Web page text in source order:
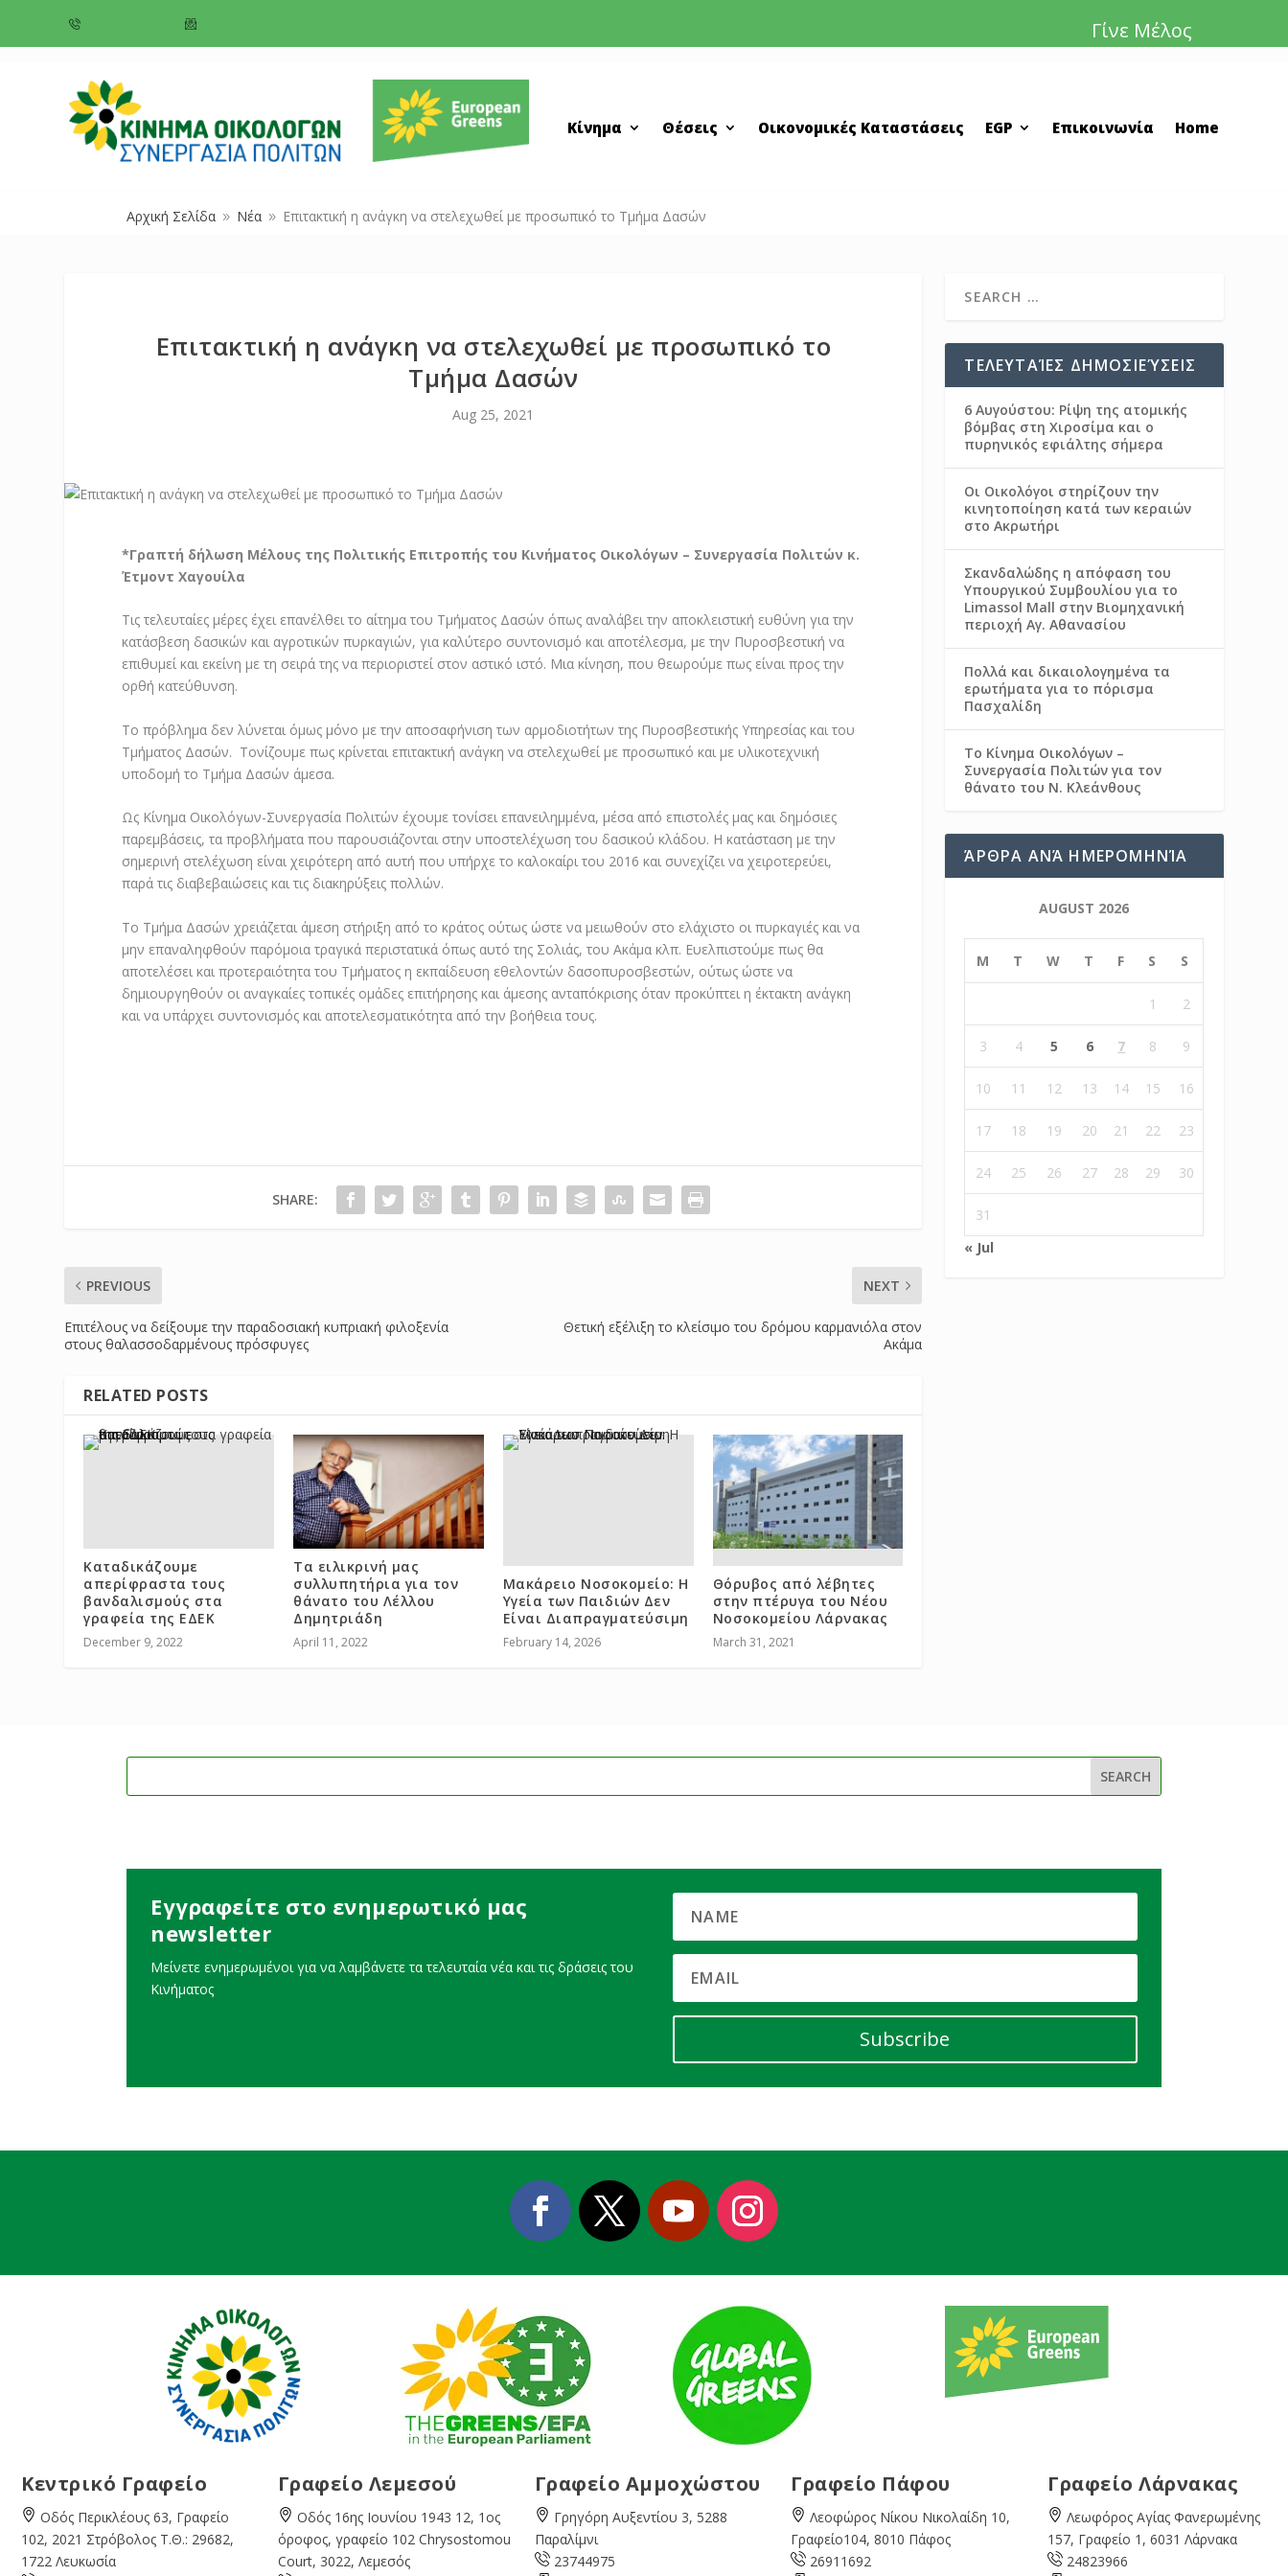
Γίνε Μέλος
Κίνημα Θέσεις Οικονομικές Καταστάσεις EGP Επικοινωνία Home
Αρχική Σελίδα 9 Νέα 9 Επιτακτική η ανάγκη να στελεχωθεί με προσωπικό το Τμήμα Δασών
Επιτακτική η ανάγκη να στελεχωθεί με προσωπικό το
Τμήμα Δασών
Aug 25, 2021
*Γραπτή δήλωση Μέλους της Πολιτικής Επιτροπής του Κινήματος Οικολόγων – Συνεργασία Πολιτών κ.
Έτμοντ Χαγουίλα
Τις τελευταίες μέρες έχει επανέλθει το αίτημα του Τμήματος Δασών όπως αναλάβει την αποκλειστική ευθύνη για την
κατάσβεση δασικών και αγροτικών πυρκαγιών, για καλύτερο συντονισμό και αποτέλεσμα, με την Πυροσβεστική να
επιθυμεί και εκείνη με τη σειρά της να περιοριστεί στον αστικό ιστό. Μια κίνηση, που θεωρούμε πως είναι προς την
ορθή κατεύθυνση.
Το πρόβλημα δεν λύνεται όμως μόνο με την αποσαφήνιση των αρμοδιοτήτων της Πυροσβεστικής Υπηρεσίας και του
Τμήματος Δασών. Τονίζουμε πως κρίνεται επιτακτική ανάγκη να στελεχωθεί με προσωπικό και με υλικοτεχνική
υποδομή το Τμήμα Δασών άμεσα.
Ως Κίνημα Οικολόγων-Συνεργασία Πολιτών έχουμε τονίσει επανειλημμένα, μέσα από επιστολές μας και δημόσιες
παρεμβάσεις, τα προβλήματα που παρουσιάζονται στην υποστελέχωση του δασικού κλάδου. Η κατάσταση με την
σημερινή στελέχωση είναι χειρότερη από αυτή που υπήρχε το καλοκαίρι του 2016 και συνεχίζει να χειροτερεύει,
παρά τις διαβεβαιώσεις και τις διακηρύξεις πολλών.
Το Τμήμα Δασών χρειάζεται άμεση στήριξη από το κράτος ούτως ώστε να μειωθούν στο ελάχιστο οι πυρκαγιές και να
μην επαναληφθούν παρόμοια τραγικά περιστατικά όπως αυτό της Σολιάς, του Ακάμα κλπ. Ευελπιστούμε πως θα
αποτελέσει και προτεραιότητα του Τμήματος η εκπαίδευση εθελοντών δασοπυροσβεστών, ούτως ώστε να
δημιουργηθούν οι αναγκαίες τοπικές ομάδες επιτήρησης και άμεσης ανταπόκρισης όταν προκύπτει η έκτακτη ανάγκη
και να υπάρχει συντονισμός και αποτελεσματικότητα από την βοήθεια τους.
SHARE:
PREVIOUS
Επιτέλους να δείξουμε την παραδοσιακή κυπριακή φιλοξενία
στους θαλασσοδαρμένους πρόσφυγες
NEXT
Θετική εξέλιξη το κλείσιμο του δρόμου καρμανιόλα στον
Ακάμα
RELATED POSTS
Καταδικάζουμε
απερίφραστα τους
βανδαλισμούς στα
γραφεία της ΕΔΕΚ
December 9, 2022
Τα ειλικρινή μας
συλλυπητήρια για τον
θάνατο του Λέλλου
Δημητριάδη
April 11, 2022
Μακάρειο Νοσοκομείο: Η
Υγεία των Παιδιών Δεν
Είναι Διαπραγματεύσιμη
February 14, 2026
Θόρυβος από λέβητες
στην πτέρυγα του Νέου
Νοσοκομείου Λάρνακας
March 31, 2021
ΤΕΛΕΥΤΑΊΕΣ ΔΗΜΟΣΙΕΎΣΕΙΣ
6 Αυγούστου: Ρίψη της ατομικής
βόμβας στη Χιροσίμα και ο
πυρηνικός εφιάλτης σήμερα
Οι Οικολόγοι στηρίζουν την
κινητοποίηση κατά των κεραιών
στο Ακρωτήρι
Σκανδαλώδης η απόφαση του
Υπουργικού Συμβουλίου για το
Limassol Mall στην Βιομηχανική
περιοχή Αγ. Αθανασίου
Πολλά και δικαιολογημένα τα
ερωτήματα για το πόρισμα
Πασχαλίδη
Το Κίνημα Οικολόγων –
Συνεργασία Πολιτών για τον
θάνατο του Ν. Κλεάνθους
ΆΡΘΡΑ ΑΝΆ ΗΜΕΡΟΜΗΝΊΑ
AUGUST 2026
M T W T F S S
1 2
3 4 5 6 7 8 9
10 11 12 13 14 15 16
17 18 19 20 21 22 23
24 25 26 27 28 29 30
31
« Jul
Εγγραφείτε στο ενημερωτικό μας
newsletter
Μείνετε ενημερωμένοι για να λαμβάνετε τα τελευταία νέα και τις δράσεις του
Κινήματος
Subscribe
Κεντρικό Γραφείο
Οδός Περικλέους 63, Γραφείο
102, 2021 Στρόβολος Τ.Θ.: 29682,
1722 Λευκωσία
Γραφείο Λεμεσού
Οδός 16ης Ιουνίου 1943 12, 1ος
όροφος, γραφείο 102 Chrysostomou
Court, 3022, Λεμεσός
Γραφείο Αμμοχώστου
Γρηγόρη Αυξεντίου 3, 5288
Παραλίμνι
23744975
Γραφείο Πάφου
Λεοφώρος Νίκου Νικολαίδη 10,
Γραφείο104, 8010 Πάφος
26911692
Γραφείο Λάρνακας
Λεωφόρος Αγίας Φανερωμένης
157, Γραφείο 1, 6031 Λάρνακα
24823966